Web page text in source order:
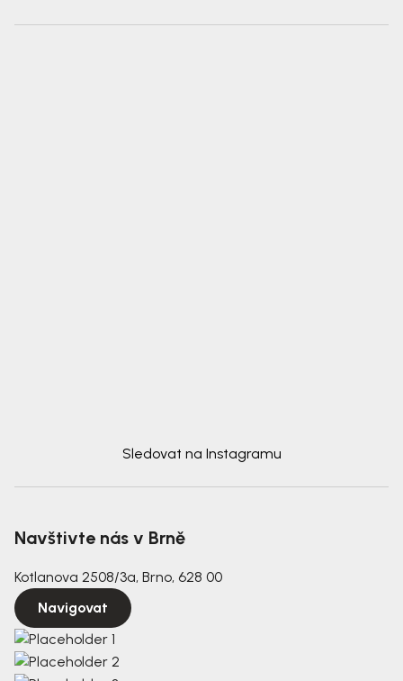
Sledovat na Instagramu
Navštivte nás v Brně
Kotlanova 2508/3a, Brno, 628 00
Navigovat